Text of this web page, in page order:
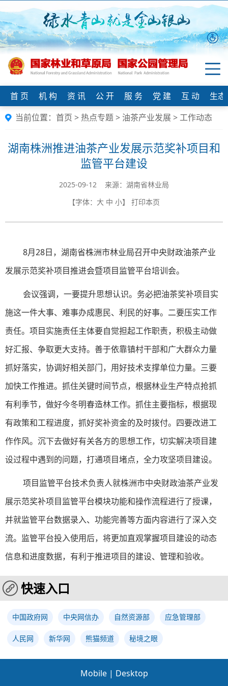
首 页 机 构 资 讯 公 开 服 务 党 建 互 动
生
当前位置： 首页 > 热点专题> 油茶产业发展>工作动态
湖南株洲推进油茶产业发展示范奖补项目和
监管平台建设
2025-09-12 来源：湖南省林业局
【字体： 大 中 小】 打印本页
8月28日，湖南省株洲市林业局召开中央财政油茶产业
发展示范奖补项目推进会暨项目监管平台培训会。
会议强调，一要提升思想认识。务必把油茶奖补项目实
施这一件大事、难事办成惠民、利民的好事。二要压实工作
责任。项目实施责任主体要自觉担起工作职责，积极主动做
好汇报、争取更大支持。善于依靠镇村干部和广大群众力量
抓好落实，协调好相关部门，用好技术支撑单位力量。三要
加快工作推进。抓住关键时间节点，根据林业生产特点抢抓
有利季节，做好今冬明春造林工作。抓住主要指标，根据现
有政策和工程进度，抓好奖补资金的及时拨付。四要改进工
作作风。沉下去做好有关各方的思想工作，切实解决项目建
设过程中遇到的问题，打通项目堵点，全力攻坚项目建设。
项目监管平台技术负责人就株洲市中央财政油茶产业发
展示范奖补项目监管平台模块功能和操作流程进行了授课，
并就监管平台数据录入、功能完善等方面内容进行了深入交
流。监管平台投入使用后，将更加直观掌握项目建设的动态
信息和进度数据，有利于推进项目的建设、管理和验收。
快速入口
中国政府网 中央网信办 自然资源部 应急管理部
人民网 新华网 熊猫频道 秘境之眼
Mobile | Desktop